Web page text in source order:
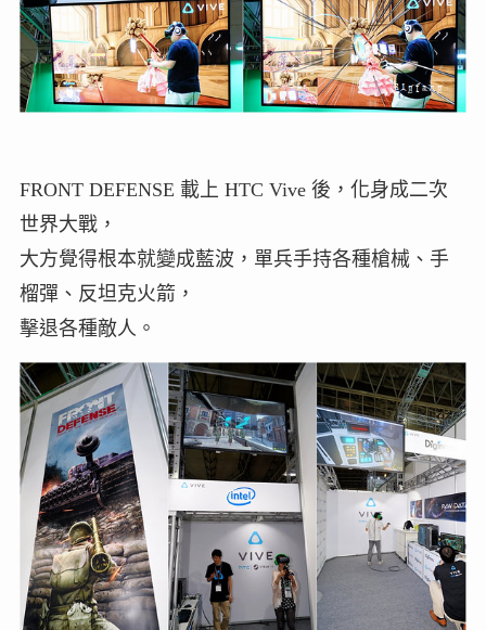
FRONT DEFENSE 載上 HTC Vive 後，化身成二次
世界大戰，
大方覺得根本就變成藍波，單兵手持各種槍械、手
榴彈、反坦克火箭，
擊退各種敵人。